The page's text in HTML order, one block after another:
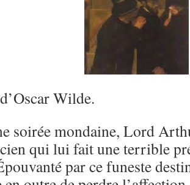
Wilde.
soirée mondaine, Lord
qui lui fait une terrible
par ce funeste